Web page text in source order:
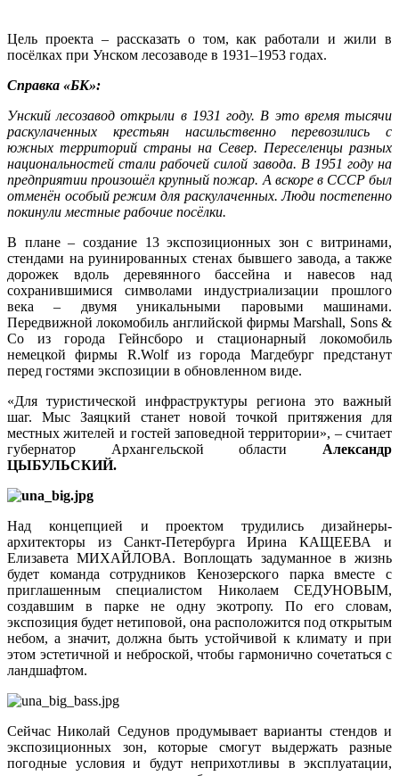
Цель проекта – рассказать о том, как работали и жили в
посёлках при Унском лесозаводе в 1931–1953 годах.
Справка «БК»:
Унский лесозавод открыли в 1931 году. В это время тысячи
раскулаченных крестьян насильственно перевозились с
южных территорий страны на Север. Переселенцы разных
национальностей стали рабочей силой завода. В 1951 году на
предприятии произошёл крупный пожар. А вскоре в СССР был
отменён особый режим для раскулаченных. Люди постепенно
покинули местные рабочие посёлки.
В плане – создание 13 экспозиционных зон с витринами,
стендами на руинированных стенах бывшего завода, а также
дорожек вдоль деревянного бассейна и навесов над
сохранившимися символами индустриализации прошлого
века – двумя уникальными паровыми машинами.
Передвижной локомобиль английской фирмы Marshall, Sons &
Co из города Гейнсборо и стационарный локомобиль
немецкой фирмы R.Wolf из города Магдебург предстанут
перед гостями экспозиции в обновленном виде.
«Для туристической инфраструктуры региона это важный
шаг. Мыс Заяцкий станет новой точкой притяжения для
местных жителей и гостей заповедной территории», – считает
губернатор Архангельской области Александр
ЦЫБУЛЬСКИЙ.
Над концепцией и проектом трудились дизайнеры-
архитекторы из Санкт-Петербурга Ирина КАЩЕЕВА и
Елизавета МИХАЙЛОВА. Воплощать задуманное в жизнь
будет команда сотрудников Кенозерского парка вместе с
приглашенным специалистом Николаем СЕДУНОВЫМ,
создавшим в парке не одну экотропу. По его словам,
экспозиция будет нетиповой, она расположится под открытым
небом, а значит, должна быть устойчивой к климату и при
этом эстетичной и неброской, чтобы гармонично сочетаться с
ландшафтом.
Сейчас Николай Седунов продумывает варианты стендов и
экспозиционных зон, которые смогут выдержать разные
погодные условия и будут неприхотливы в эксплуатации,